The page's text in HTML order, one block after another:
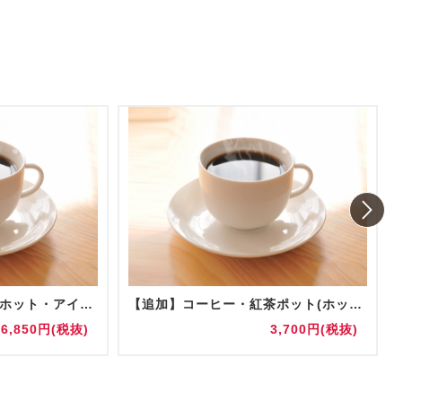
コーヒー・紅茶ポット(ホット・アイス) 陶器/グラス提供
6,850円(税抜)
【追加】コーヒー・紅茶ポット(ホット・アイス) 陶器/グラス提供
3,700円(税抜)